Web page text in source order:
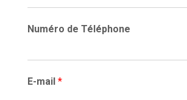
Numéro de Téléphone
E-mail *